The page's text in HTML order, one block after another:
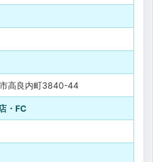
高良内町3840-44
・FC